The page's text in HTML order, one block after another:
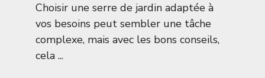
Choisir une serre de jardin adaptée à
vos besoins peut sembler une tâche
complexe, mais avec les bons conseils,
cela ...